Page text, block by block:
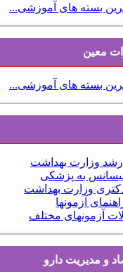
بسته های آموزشی...
معین
بسته های آموزشی...
وزارت بهداشت
لیسانس به پزشکی
دکتری وزارت بهداشت
آزمونها
آزمونهای مختلف
و مديريت دارو